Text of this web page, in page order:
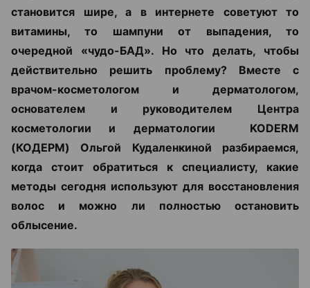
становится шире, а в интернете советуют то
витамины, то шампуни от выпадения, то
очередной «чудо-БАД». Но что делать, чтобы
действительно решить проблему? Вместе с
врачом-косметологом и дерматологом,
основателем и руководителем Центра
косметологии и дерматологии KODERM
(КОДЕРМ) Ольгой Кудаленкиной разбираемся,
когда стоит обратиться к специалисту, какие
методы сегодня используют для восстановления
волос и можно ли полностью остановить
облысение.